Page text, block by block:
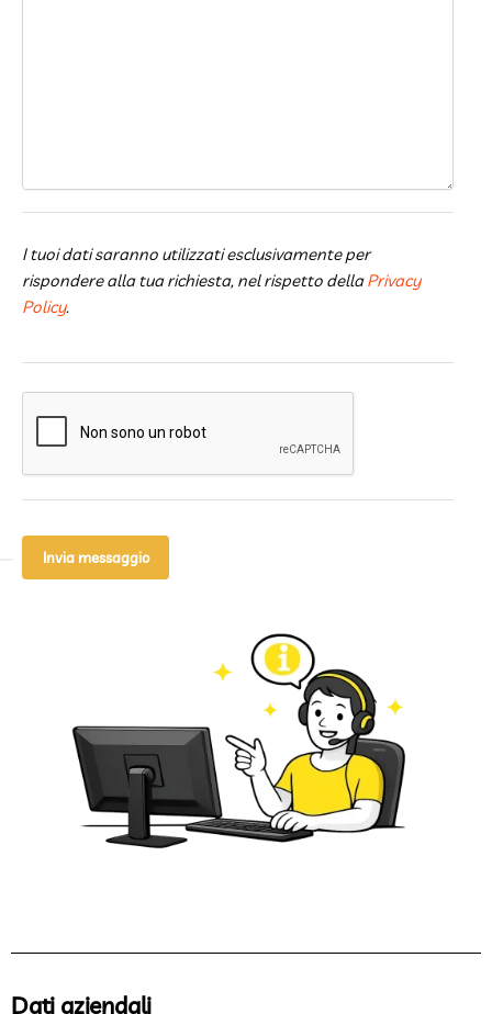
I tuoi dati saranno utilizzati esclusivamente per
rispondere alla tua richiesta, nel rispetto dellaPrivacy
Policy.
CAPTCHA
Invia messaggio
Dati aziendali